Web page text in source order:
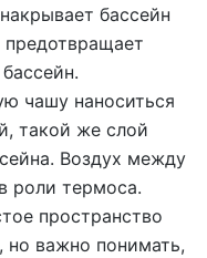
бассейн
чашу наноситься
такой же слой
Воздух между
роли термоса.
пространство
но важно понимать,